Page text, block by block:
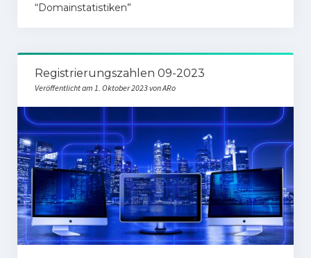
“Domainstatistiken”
Registrierungszahlen 09-2023
Veröffentlicht am 1. Oktober 2023 von ARo